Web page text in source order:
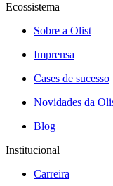
Ecossistema
Sobre a Olist
Imprensa
Cases de sucesso
Novidades da
Blog
Institucional
Carreira